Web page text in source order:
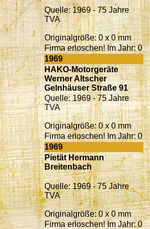
Quelle: 1969 - 75 Jahre
TVA
Originalgröße: 0 x 0 mm
Firma erloschen! Im Jahr: 0
1969
HAKO-Motorgeräte
Werner Altscher
Gelnhäuser Straße 91
Quelle: 1969 - 75 Jahre
TVA
Originalgröße: 0 x 0 mm
Firma erloschen! Im Jahr: 0
1969
Pietät Hermann
Breitenbach
Quelle: 1969 - 75 Jahre
TVA
Originalgröße: 0 x 0 mm
Firma erloschen! Im Jahr: 0